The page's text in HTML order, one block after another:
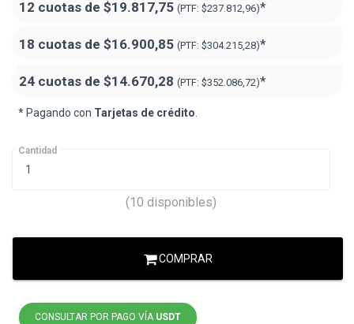
12 cuotas de $19.817,75 (PTF: $237.812,96)*
18 cuotas de $16.900,85 (PTF: $304.215,28)*
24 cuotas de $14.670,28 (PTF: $352.086,72)*
* Pagando con Tarjetas de crédito
Cantidad
(10 disponibles)
COMPRAR
CONSULTAR POR PAGO VÍA USDT